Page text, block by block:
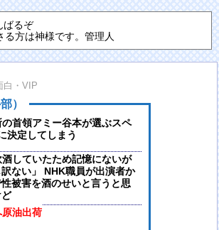
ばるぞ
る方は神様です。管理人
白・VIP
）
首領アミー谷本が選ぶスペ
決定してしまう
していたため記憶にないが
ない」 NHK職員が出演者か
被害を酒のせいと言うと思
油出荷